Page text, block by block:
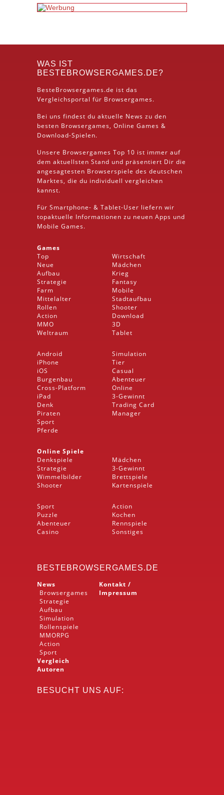
WAS IST
BESTEBROWSERGAMES.DE?
BesteBrowsergames.de ist das
Vergleichsportal für Browsergames.
Bei uns findest du aktuelle News zu den
besten Browsergames, Online Games &
Download-Spielen.
Unsere Browsergames Top 10 ist immer auf
dem aktuellsten Stand und präsentiert Dir die
angesagtesten Browserspiele des deutschen
Marktes, die du individuell vergleichen
kannst.
Für Smartphone- & Tablet-User liefern wir
topaktuelle Informationen zu neuen Apps und
Mobile Games.
Games
Top
Neue
Aufbau
Strategie
Farm
Mittelalter
Rollen
Action
MMO
Weltraum
Wirtschaft
Mädchen
Krieg
Fantasy
Mobile
Stadtaufbau
Shooter
Download
3D
Tablet
Android
iPhone
iOS
Burgenbau
Cross-Platform
iPad
Denk
Piraten
Sport
Pferde
Simulation
Tier
Casual
Abenteuer
Online
3-Gewinnt
Trading Card
Manager
Online Spiele
Denkspiele
Strategie
Wimmelbilder
Shooter
Mädchen
3-Gewinnt
Brettspiele
Kartenspiele
Sport
Puzzle
Abenteuer
Casino
Action
Kochen
Rennspiele
Sonstiges
BESTEBROWSERGAMES.DE
News
Browsergames
Strategie
Aufbau
Simulation
Rollenspiele
MMORPG
Action
Sport
Vergleich
Autoren
Kontakt /
Impressum
BESUCHT UNS AUF: